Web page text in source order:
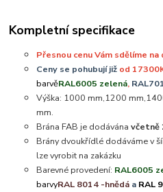
Kompletní specifikace
Přesnou cenu Vám sdělíme
Ceny se pohubují již od
barvěRAL6005 zelená,
Výška: 1000 mm,1200
mm.
Brána FAB je dodávánavčetně
Brány dvoukřídlé dodáváme v
lze vyrobit na zakázku
Barevné provedení: RAL6005
barvyRAL 8014 -hnědá a RAL